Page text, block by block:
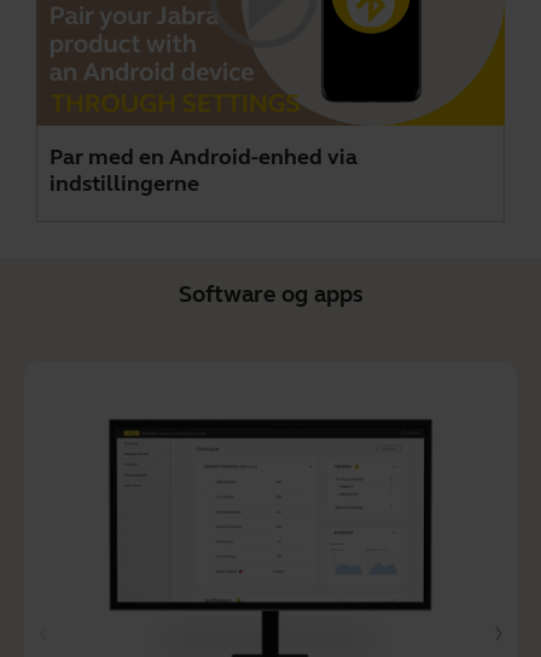
Par med en Android-enhed via
indstillingerne
Software og apps